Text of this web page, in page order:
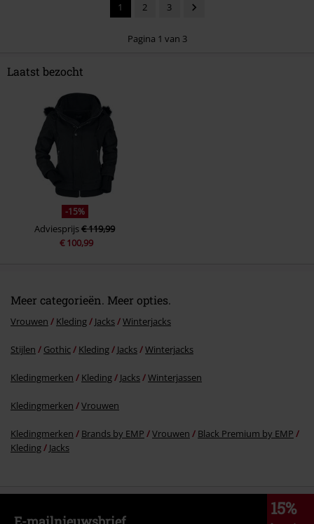
Commentaar versturen
1 2 3
Pagina 1 van 3
Laatst bezocht
-15%
Adviesprijs€ 119,99
€ 100,99
Meer categorieën. Meer opties.
Vrouwen Kleding Jacks Winterjacks
Stijlen Gothic Kleding Jacks Winterjacks
Kledingmerken Kleding Jacks Winterjassen
Kledingmerken Vrouwen
Kledingmerken Brands by EMP Vrouwen
Black Premium by EMP
Kleding
Jacks
15%